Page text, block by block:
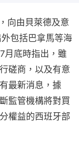
向由貝萊德及意
包括巴拿馬等海
月底時指出，雖
磋商，以及有意
最新消息，據
監管機構將對買
權益的西班牙部